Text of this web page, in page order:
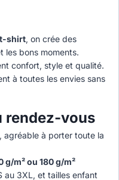
t-shirt, on crée des
les bons moments.
confort, style et qualité.
à toutes les envies sans
rendez-vous
agréable à porter toute la
g/m² ou 180 g/m²
au 3XL, et tailles enfant